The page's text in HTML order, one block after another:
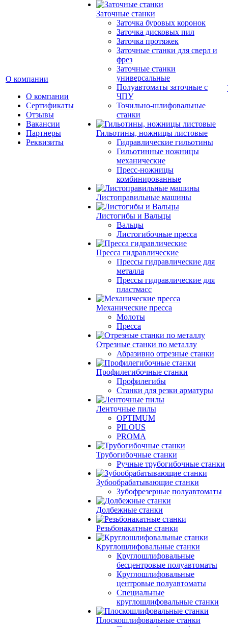
О компании
О компании
Сертификаты
Отзывы
Вакансии
Партнеры
Реквизиты
Заточные станки
Заточка буровых коронок
Заточка дисковых пил
Заточка протяжек
Заточные станки для сверл и
фрез
Заточные станки
универсальные
Полуавтоматы заточные с
ЧПУ
Точильно-шлифовальные
станки
Гильотины, ножницы листовые
Гидравлические гильотины
Гильотинные ножницы
механические
Пресс-ножницы
комбинированные
Листоправильные машины
Листогибы и Вальцы
Вальцы
Листогибочные пресса
Пресса гидравлические
Прессы гидравлические для
металла
Прессы гидравлические для
пластмасс
Механические пресса
Молоты
Пресса
Отрезные станки по металлу
Абразивно отрезные станки
Профилегибочные станки
Профилегибы
Станки для резки арматуры
Ленточные пилы
OPTIMUM
PILOUS
PROMA
Трубогибочные станки
Ручные трубогибочные станки
Зубообрабатывающие станки
Зубофрезерные полуавтоматы
Долбежные станки
Резьбонакатные станки
Круглошлифовальные станки
Круглошлифовальные
бесцентровые полуавтоматы
Круглошлифовальные
центровые полуавтоматы
Специальные
круглошлифовальные станки
Плоскошлифовальные станки